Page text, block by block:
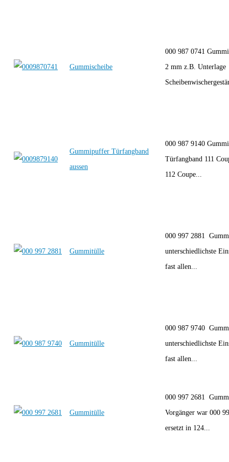
Gummischeibe
000 987 0741
2 mm z.B. Unterlage
Gummipuffer Türfangband
aussen
000 987 9140
Türfangband 111
112 Coupe...
Gummitülle
000 997 2881
unterschiedlichste
fast allen...
Gummitülle
000 987 9740
unterschiedlichste
fast allen...
Gummitülle
000 997 2681
Vorgänger war 000
ersetzt in 124...